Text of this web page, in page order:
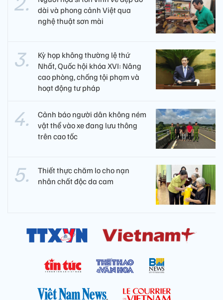
dài và phong cảnh Việt qua
nghệ thuật sơn mài
Kỳ họp không thường lệ thứ
Nhất, Quốc hội khóa XVI: Nâng
cao phòng, chống tội phạm và
hoạt động tư pháp
Cảnh báo người dân không ném
vật thể vào xe đang lưu thông
trên cao tốc
Thiết thực chăm lo cho nạn
nhân chất độc da cam